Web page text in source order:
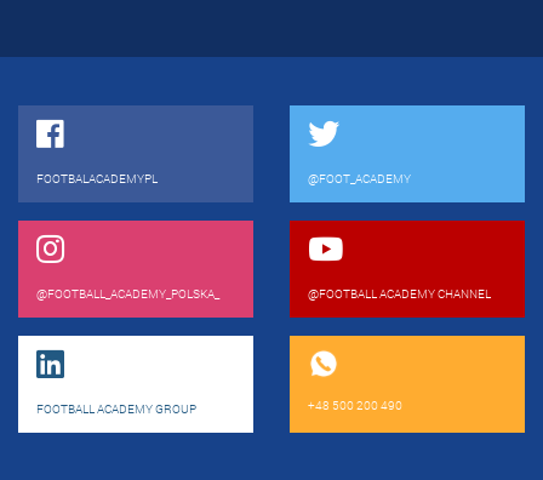
FOOTBALACADEMYPL @FOOT_ACADEMY
@FOOTBALL_ACADEMY_POLSKA_ @FOOTBALL ACADEMY CHANNEL
FOOTBALL ACADEMY GROUP +48 500 200 490